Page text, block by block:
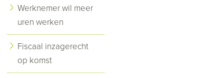
Werknemer wil meer
uren werken
Fiscaal inzagerecht
op komst